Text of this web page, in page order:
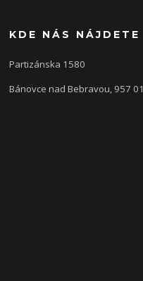
KDE NÁS NÁJDETE
Partizánska 1580
Bánovce nad Bebravou, 957 01